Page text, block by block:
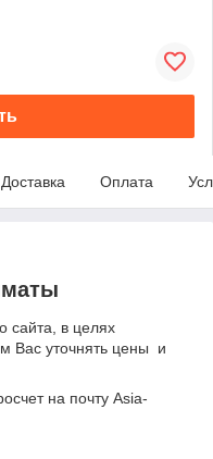
Доставка Оплата
сайта, в целях
Вас уточнять цены и
на почту Asia-